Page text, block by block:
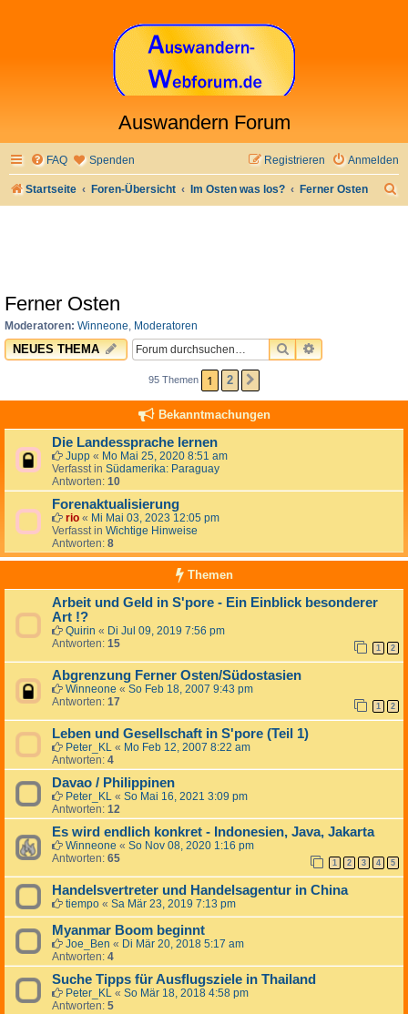
Auswandern Forum
FAQ Spenden Anmelden
Registrieren
Startseite Foren-Übersicht Im Osten was los? Ferner Osten
Ferner Osten
Moderatoren: Winneone, Moderatoren
NEUES THEMA SUCHEERWEITERTE
95 Themen 1 2
Bekanntmachungen
Die Landessprache lernen
Jupp « Mo Mai 25, 2020 8:51 am
Verfasst in Südamerika: Paraguay
Antworten: 10
Forenaktualisierung
rio « Mi Mai 03, 2023 12:05 pm
Verfasst in Wichtige Hinweise
Antworten: 8
Themen
Arbeit und Geld in S'pore - Ein Einblick besonderer
Art !?
Quirin « Di Jul 09, 2019 7:56 pm
Antworten: 15 1 2
Abgrenzung Ferner Osten/Südostasien
Winneone « So Feb 18, 2007 9:43 pm
Antworten: 17 1 2
Leben und Gesellschaft in S'pore (Teil 1)
Peter_KL « Mo Feb 12, 2007 8:22 am
Antworten: 4
Davao / Philippinen
Peter_KL « So Mai 16, 2021 3:09 pm
Antworten: 12
Es wird endlich konkret - Indonesien, Java, Jakarta
Winneone « So Nov 08, 2020 1:16 pm
Antworten: 65 1 2 3 4 5
Handelsvertreter und Handelsagentur in China
tiempo « Sa Mär 23, 2019 7:13 pm
Myanmar Boom beginnt
Joe_Ben « Di Mär 20, 2018 5:17 am
Antworten: 4
Suche Tipps für Ausflugsziele in Thailand
Peter_KL « So Mär 18, 2018 4:58 pm
Antworten: 5